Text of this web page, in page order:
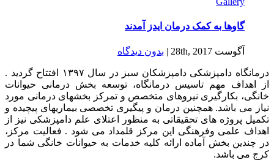
گاوها به کمک درمان ایدز آمدند
آگوست 28th, 2017 | بدون ديدگاه
درمانگاه دامپزشکی دامپزشکان سبز در سال ۱۳۹۷ افتتاح گردید .
از اهداف مهم تاسیس درمانگاه، توسعه بخش درمانی حیوانات
خانگی، بکارگیری نیروهای متخصص و تمرکز بخشهای درمانی مورد
نیاز می باشد. همچنین درمان و پیگیری تخصصی بیماریهای پیچیده و
تکمیل پروژه های تحقیقاتی به منظور اعتلای علم دامپزشکی نیز از
اهداف علمی وفرهنگی این مرکز قلمداد می شود . فعالیت مرکز،
در چندین بخش آماده ارائه کلیه خدمات به حیوانات خانگی شما در
کرج می باشد.